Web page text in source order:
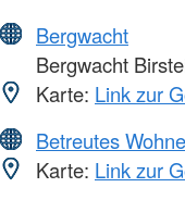
Bergwacht
Bergwacht
Karte: Link zur
Betreutes
Karte: Link zur